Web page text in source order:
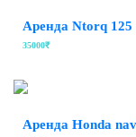
Аренда Ntorq 125
35000₹
Аренда Honda